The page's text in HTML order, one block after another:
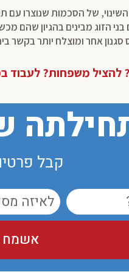
השינוי, של הסכמות שנוצרו עם
הזוג מבינים בהגיון שהם
אחר ומוצלח יותר בקשר
להציל משפחות? לעבוד
קבל
אשמח